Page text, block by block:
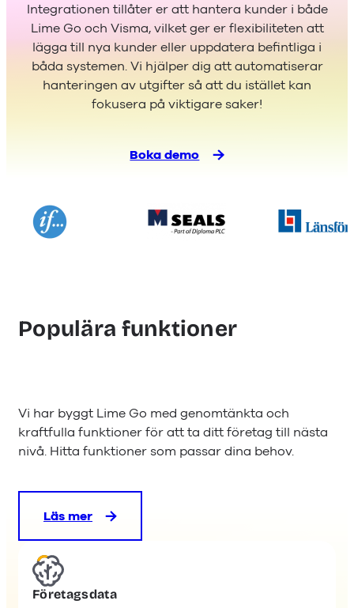
Integrationen tillåter er att hantera kunder i både
Lime Go och Visma, vilket ger er flexibiliteten att
lägga till nya kunder eller uppdatera befintliga i
båda systemen. Vi hjälper dig att automatiserar
hanteringen av utgifter så att du istället kan
fokusera på viktigare saker!
Boka demo
Populära funktioner
Vi har byggt Lime Go med genomtänkta och
kraftfulla funktioner för att ta ditt företag till nästa
nivå. Hitta funktioner som passar dina behov.
Läs mer
Företagsdata